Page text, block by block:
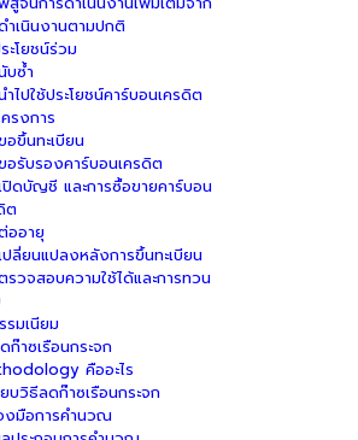
ำเนินงานตามปกติ
ะโยชน์ร่วม
บซ้ำ
ำไปใช้ประโยชน์คาร์บอนเครดิต
รงการ
อขึ้นทะเบียน
อรับรองคาร์บอนเครดิต
ปิดบัญชี และการซื้อขายคาร์บอน
ต
ออายุ
ปลี่ยนแปลงหลังการขึ้นทะเบียน
รวจสอบความใช้ได้และการทวน
รมเนียม
ก๊าซเรือนกระจก
คืออะไร
ยบวิธีลดก๊าซเรือนกระจก
งมือการคำนวณ